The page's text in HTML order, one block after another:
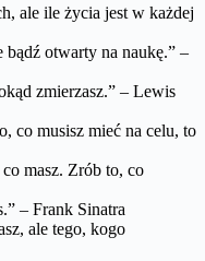
ale ile życia jest w każdej
bądź otwarty na naukę.” –
zmierzasz.” – Lewis
co musisz mieć na celu, to
masz. Zrób to, co
– Frank Sinatra
ale tego, kogo